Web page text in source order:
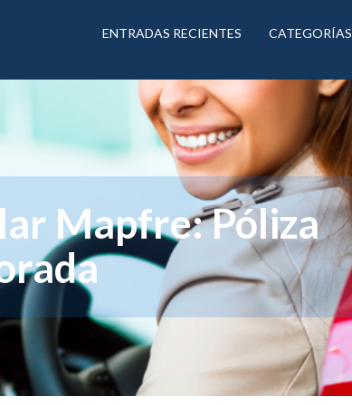
ENTRADAS RECIENTES CATEGORÍAS
Mapfre: Póliza